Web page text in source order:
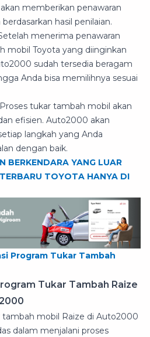
memberikan penawaran
hasil penilaian.
menerima penawaran
mobil Toyota yang diinginkan
sudah tersedia beragam
Anda bisa memilihnya sesuai
tukar tambah mobil akan
efisien. Auto2000 akan
langkah yang Anda
dengan baik.
BERKENDARA YANG LUAR
TOYOTA HANYA DI
Program Tukar Tambah
Tukar Tambah Raize
mobil Raize di Auto2000
dalam menjalani proses